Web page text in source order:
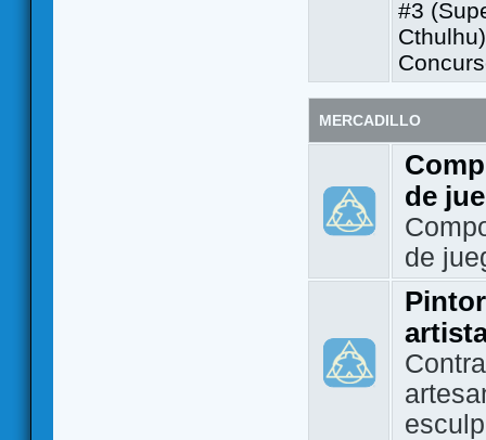
#3
Cthulhu)
MERCADILLO
de
de